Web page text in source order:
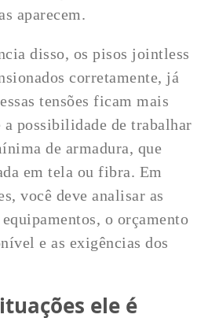
aparecem.
disso, os pisos jointless
corretamente, já
tensões ficam mais
a possibilidade de trabalhar
de armadura, que
em tela ou fibra. Em
você deve analisar as
o orçamento
e as exigências dos
ele é